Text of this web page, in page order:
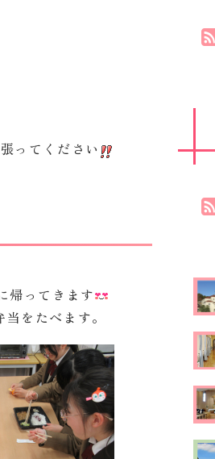
ってください
帰ってきます
をたべます。